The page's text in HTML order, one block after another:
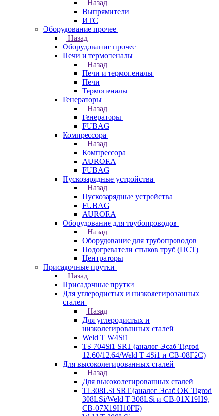
Назад
Выпрямители
ИТС
Оборудование прочее
Назад
Оборудование прочее
Печи и термопеналы
Назад
Печи и термопеналы
Печи
Термопеналы
Генераторы
Назад
Генераторы
FUBAG
Компрессора
Назад
Компрессора
AURORA
FUBAG
Пускозарядные устройства
Назад
Пускозарядные устройства
FUBAG
AURORA
Оборудование для трубопроводов
Назад
Оборудование для трубопроводов
Подогреватели стыков труб (ПСТ)
Центраторы
Присадочные прутки
Назад
Присадочные прутки
Для углеродистых и низколегированных
сталей
Назад
Для углеродистых и
низколегированных сталей
Weld T W4Si1
TS 704Si1 SRT (аналог Эсаб Tigrod
12.60/12.64/Weld T 4Si1 и СВ-08Г2С)
Для высоколегированных сталей
Назад
Для высоколегированных сталей
TI 308LSi SRT (аналог Эсаб OK Tigrod
308LSi/Weld T 308LSi и СВ-01Х19Н9,
СВ-07Х19Н10ГБ)